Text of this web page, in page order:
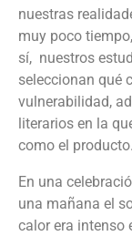
nuestras
muy poco
sí, nuestros
seleccionan qué
vulnerabilidad,
literarios en la
como el producto.
En una
una mañana el
calor era intenso